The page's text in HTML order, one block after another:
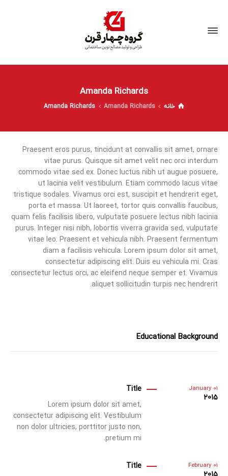
Amanda Richards
خانه Amanda Richards Amanda Richards
Praesent eros purus, tincidunt at convallis sit amet, ornare
vitae purus. Quisque sit amet velit nec orci interdum
commodo vitae sed ex. Donec luctus nibh ut augue posuere,
ut lacinia velit vestibulum. Etiam commodo lacus vitae
tristique sodales. Vivamus orci est, suscipit et hendrerit eget,
porta et massa. Ut laoreet, tortor quis convallis faucibus,
quam felis facilisis libero, vulputate posuere lectus nibh lacinia
purus. Integer nisi nibh, lobortis viverra gravida sed, vulputate
vitae leo. Praesent et vehicula nibh. Praesent fermentum
diam a facilisis vehicula. Lorem ipsum dolor sit amet,
consectetur adipiscing elit. Duis eu vehicula mi. Cras
consectetur lectus orci, ac eleifend neque semper et. Vivamus
aliquet sollicitudin turpis nec hendrerit.
Educational Background
01
January
2015
Title
Lorem ipsum dolor sit amet,
consectetur adipiscing elit. Vestibulum
non dolor ultricies, porttitor justo non,
pretium mi.
01
February
Title